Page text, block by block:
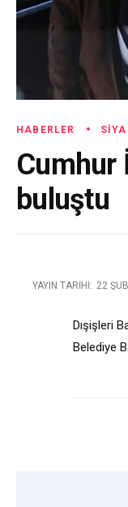
HABERLER
Cumhur
buluştu
YAYIN TARIHI: 22
Dışişleri
Belediye